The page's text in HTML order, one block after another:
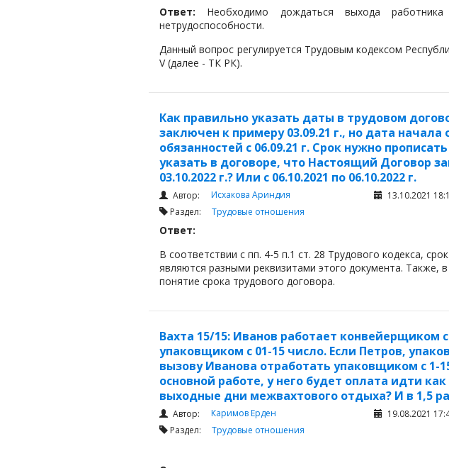
Ответ: Необходимо дождаться выхода
нетрудоспособности.
Данный вопрос регулируется Трудовым кодексом
V (далее - ТК РК).
Как правильно указать даты в трудовом
заключен к примеру 03.09.21 г., но дата
обязанностей с 06.09.21 г. Срок нужно
указать в договоре, что Настоящий Договор
03.10.2022 г.? Или с 06.10.2021 по 06.10.2022 г.
Автор: Исхакова Ариндия 13.10.2021
Раздел: Трудовые отношения
Ответ:
В соответствии с пп. 4-5 п.1 ст. 28 Трудового кодекса,
являются разными реквизитами этого документа. Также,
понятие срока трудового договора.
Вахта 15/15: Иванов работает конвейерщиком
упаковщиком с 01-15 число. Если Петров,
вызову Иванова отработать упаковщиком с 1-
основной работе, у него будет оплата идти
выходные дни межвахтового отдыха? И в 1,5
Автор: Каримов Ерден 19.08.2021
Раздел: Трудовые отношения